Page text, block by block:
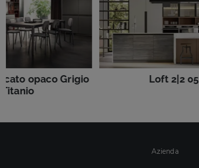
opaco Grigio
Titanio
Loft 2|2 05
Azienda